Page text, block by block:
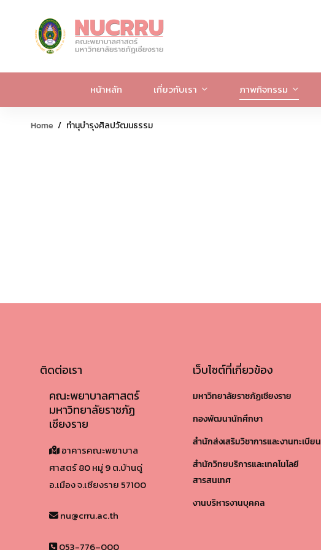
หน้าหลัก เกี่ยวกับเรา ภาพกิจกรรม
Home ทำนุบำรุงศิลปวัฒนธรรม
ติดต่อเรา
คณะพยาบาลศาสตร์
มหาวิทยาลัยราชภัฏ
เชียงราย
อาคารคณะพยาบาล
ศาสตร์ 80 หมู่ 9 ต.บ้านดู่
อ.เมือง จ.เชียงราย 57100​
nu@crru.ac.th
053-776–000
เว็บไซต์ที่เกี่ยวข้อง
มหาวิทยาลัยราชภัฏเชียงราย
กองพัฒนานักศึกษา
สำนักส่งเสริมวิชาการและงานทะเบียน
สำนักวิทยบริการและเทคโนโลยี
สารสนเทศ
งานบริหารงานบุคคล